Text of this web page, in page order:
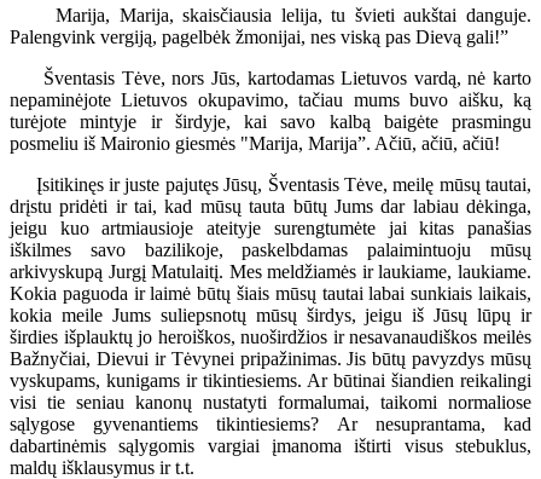
Marija, Marija, skaisčiausia lelija, tu švieti aukštai danguje.
Palengvink vergiją, pagelbėk žmonijai, nes viską pas Dievą gali!”
Šventasis Tėve, nors Jūs, kartodamas Lietuvos vardą, nė karto
nepaminėjote Lietuvos okupavimo, tačiau mums buvo aišku, ką
turėjote mintyje ir širdyje, kai savo kalbą baigėte prasmingu
posmeliu iš Maironio giesmės "Marija, Marija”. Ačiū, ačiū, ačiū!
Įsitikinęs ir juste pajutęs Jūsų, Šventasis Tėve, meilę mūsų tautai,
drįstu pridėti ir tai, kad mūsų tauta būtų Jums dar labiau dėkinga,
jeigu kuo artmiausioje ateityje surengtumėte jai kitas panašias
iškilmes savo bazilikoje, paskelbdamas palaimintuoju mūsų
arkivyskupą Jurgį Matulaitį. Mes meldžiamės ir laukiame, laukiame.
Kokia paguoda ir laimė būtų šiais mūsų tautai labai sunkiais laikais,
kokia meile Jums suliepsnotų mūsų širdys, jeigu iš Jūsų lūpų ir
širdies išplauktų jo heroiškos, nuoširdžios ir nesavanaudiškos meilės
Bažnyčiai, Dievui ir Tėvynei pripažinimas. Jis būtų pavyzdys mūsų
vyskupams, kunigams ir tikintiesiems. Ar būtinai šiandien reikalingi
visi tie seniau kanonų nustatyti formalumai, taikomi normaliose
sąlygose gyvenantiems tikintiesiems? Ar nesuprantama, kad
dabartinėmis sąlygomis vargiai įmanoma ištirti visus stebuklus,
maldų išklausymus ir t.t.